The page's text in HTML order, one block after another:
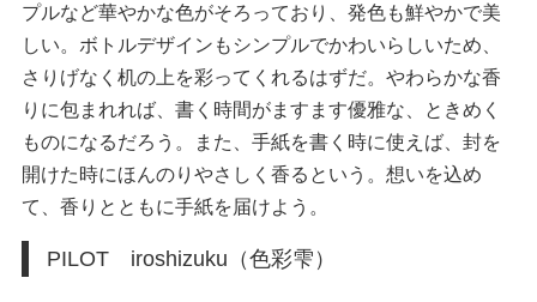
プルなど華やかな色がそろっており、発色も鮮やかで美
しい。ボトルデザインもシンプルでかわいらしいため、
さりげなく机の上を彩ってくれるはずだ。やわらかな香
りに包まれれば、書く時間がますます優雅な、ときめく
ものになるだろう。また、手紙を書く時に使えば、封を
開けた時にほんのりやさしく香るという。想いを込め
て、香りとともに手紙を届けよう。
PILOT iroshizuku（色彩雫）